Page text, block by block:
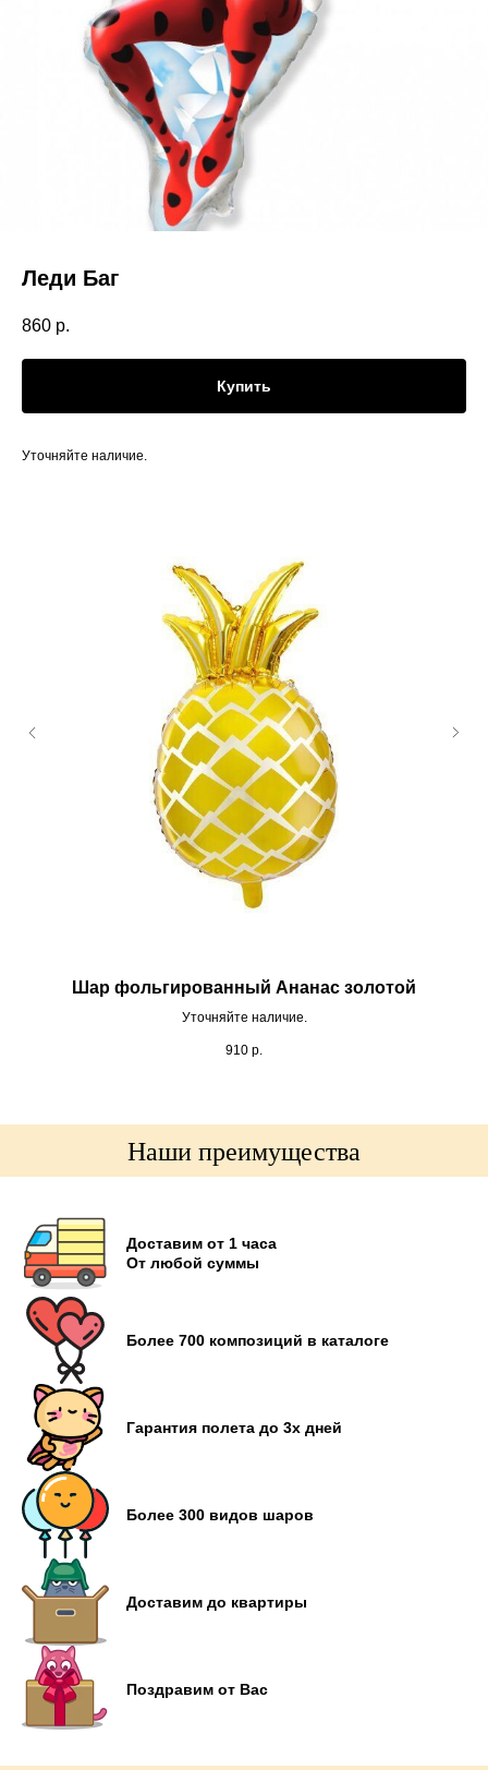
Леди Баг
860 р.
Купить
Уточняйте наличие.
Шар фольгированный Ананас золотой
Уточняйте наличие.
910 р.
Наши преимущества
Доставим от 1 часа
От любой суммы
Более 700 композиций в каталоге
Гарантия полета до 3х дней
Более 300 видов шаров
Доставим до квартиры
Поздравим от Вас